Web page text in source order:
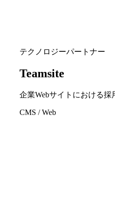
テクノロジーパートナー
Teamsite
企業Webサイトにおける採
CMS / Web